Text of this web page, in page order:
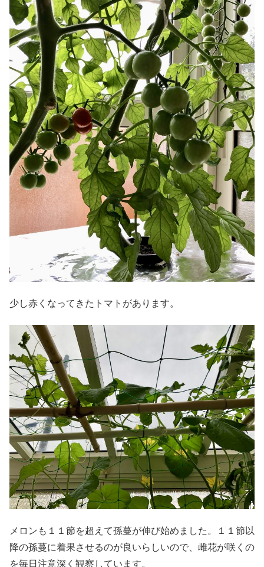
少し赤くなってきたトマトがあります。
メロンも１１節を超えて孫蔓が伸び始めました。１１節以
降の孫蔓に着果させるのが良いらしいので、雌花が咲くの
を毎日注意深く観察しています。